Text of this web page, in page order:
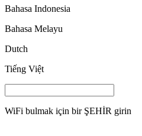
Bahasa Indonesia
Bahasa Melayu
Dutch
Tiếng Việt
WiFi bulmak için bir ŞEHİR girin